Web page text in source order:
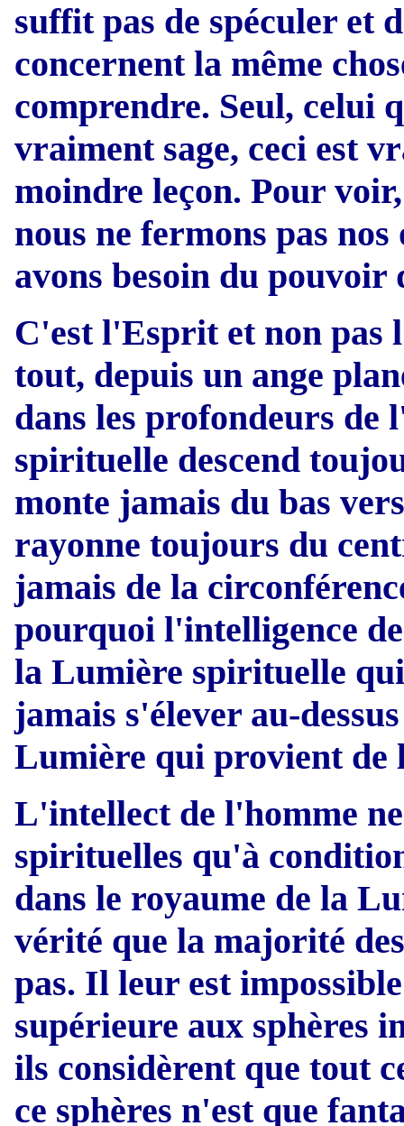
suffit pas de spéculer et
concernent la même
comprendre. Seul, celui
vraiment sage, ceci est
moindre leçon. Pour
nous ne fermons pas
avons besoin du
C'est l'Esprit et non pas
tout, depuis un ange
dans les profondeurs de
spirituelle descend
monte jamais du bas
rayonne toujours du
jamais de la
pourquoi l'intelligence
la Lumière spirituelle
jamais s'élever au-
Lumière qui provient de
L'intellect de l'homme
spirituelles qu'à
dans le royaume de la
vérité que la majorité
pas. Il leur est
supérieure aux sphères
ils considèrent que tout
ce sphères n'est que